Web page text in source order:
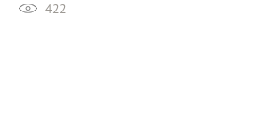
422